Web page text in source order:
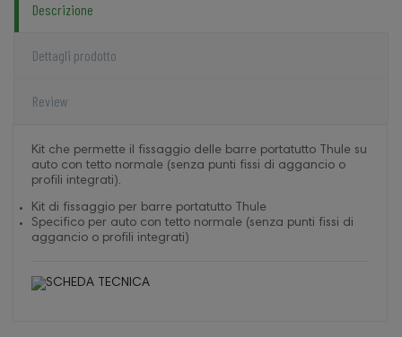
Descrizione
Dettagli prodotto
Review
Kit che permette il fissaggio delle barre portatutto Thule su
auto con tetto normale (senza punti fissi di aggancio o
profili integrati).
Kit di fissaggio per barre portatutto Thule
Specifico per auto con tetto normale (senza punti fissi di
aggancio o profili integrati)